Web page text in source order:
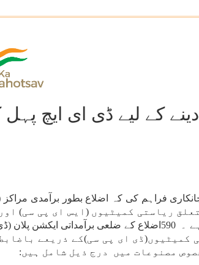
کے لیے ڈی ای ایچ پہل
فراہم کی کہ اضلاع بطور برآمدی مراکز
سے متعلق ریاستی کمیٹیوں (ایس ای پی سی)
۔
590 اضلاع کے ضلعی برآمداتی ایکشن پلان
دینے سے متعلق ضلعی کمیٹیوں(ڈی ای پی سی)کے ذریعے
مصنوعات میں درج ذیل شامل ہیں: